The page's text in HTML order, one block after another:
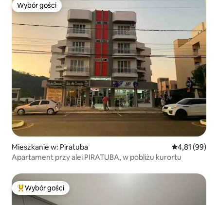
Wybór gości
Wybór gości
Mieszkanie w: Piratuba Średnia
4,81 (99)
Apartament przy alei PIRATUBA, w pobliżu kurortu
Najpopularniejsze z kategorii Wybór gości
Wybór gości